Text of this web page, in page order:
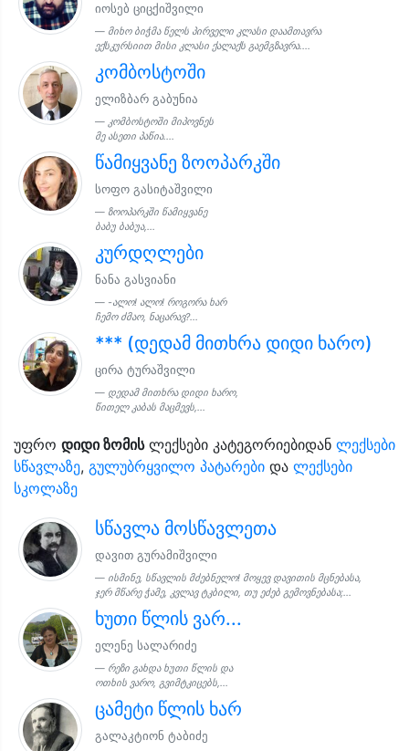
იოსებ ციცქიშვილი
მიხო ბიჭმა წელს პირველი კლასი დაამთავრა
ექსკურსიით მისი კლასი ქალაქს გაემგზავრა....
კომბოსტოში
ელიზბარ გაბუნია
კომბოსტოში მიპოვნეს
მე ასეთი პაწია....
წამიყვანე ზოოპარკში
სოფო გასიტაშვილი
ზოოპარკში წამიყვანე
ბაბუ ბაბუა,...
კურდღლები
ნანა გასვიანი
-ალო! ალო! როგორა ხარ
ჩემო ძმაო, ნაცარავ?...
*** (დედამ მითხრა დიდი ხარო)
ცირა ტურაშვილი
დედამ მითხრა დიდი ხარო,
წითელ კაბას მაცმევს,...
უფრო დიდი ზომისლექსები კატეგორიებიდან ლექსები
სწავლაზე, გულუბრყვილო პატარები და ლექსები
სკოლაზე
სწავლა მოსწავლეთა
დავით გურამიშვილი
ისმინე, სწავლის მძებნელო! მოყევ დავითის მცნებასა,
ჯერ მწარე ჭამე, კვლავ ტკბილი, თუ ეძებ გემოვნებასა;...
ხუთი წლის ვარ...
ელენე სალარიძე
რეზი გახდა ხუთი წლის და
ოთხის ვარო, გვიმტკიცებს,...
ცამეტი წლის ხარ
გალაკტიონ ტაბიძე